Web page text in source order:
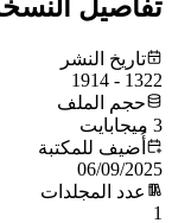
النسخة
تاريخ النشر
1322 -
حجم الملف
أُضيف للمكتبة
06/09/
عدد المجلدات